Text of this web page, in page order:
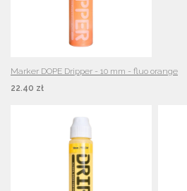
Marker DOPE Dripper - 10 mm - fluo orange
22.40 zł